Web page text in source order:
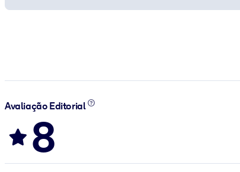
Avaliação Editorial
8